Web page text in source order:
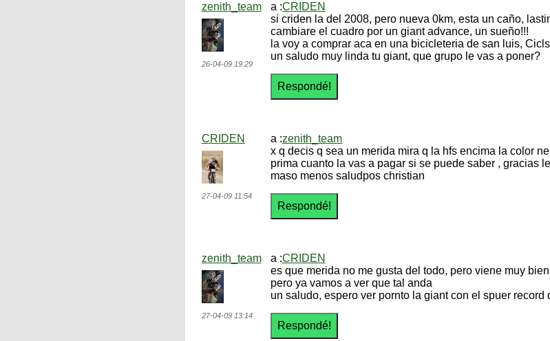
zenith_team
26-04-09 19:29
a :CRIDEN
si criden la del 2008, pero nueva 0km, esta un caño,
cambiare el cuadro por un giant advance, un sueño!!!
la voy a comprar aca en una bicicleteria de san luis,
un saludo muy linda tu giant, que grupo le vas a poner?
CRIDEN
27-04-09 11:54
a :zenith_team
x q decis q sea un merida mira q la hfs encima la color
prima cuanto la vas a pagar si se puede saber , gracias
maso menos saludpos christian
zenith_team
27-04-09 13:14
a :CRIDEN
es que merida no me gusta del todo, pero viene muy
pero ya vamos a ver que tal anda
un saludo, espero ver pornto la giant con el spuer record